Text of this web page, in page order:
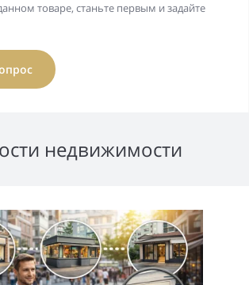
товаре, станьте первым и задайте
недвижимости